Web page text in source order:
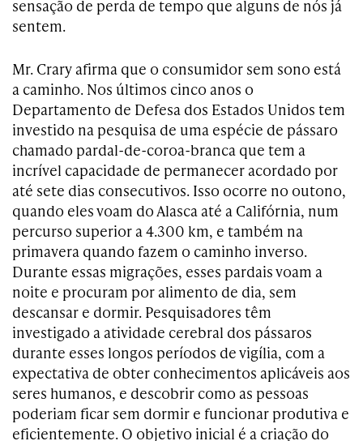
sensação de perda de tempo que alguns de nós já
sentem.
Mr. Crary afirma que o consumidor sem sono está
a caminho. Nos últimos cinco anos o
Departamento de Defesa dos Estados Unidos tem
investido na pesquisa de uma espécie de pássaro
chamado pardal-de-coroa-branca que tem a
incrível capacidade de permanecer acordado por
até sete dias consecutivos. Isso ocorre no outono,
quando eles voam do Alasca até a Califórnia, num
percurso superior a 4.300 km, e também na
primavera quando fazem o caminho inverso.
Durante essas migrações, esses pardais voam a
noite e procuram por alimento de dia, sem
descansar e dormir. Pesquisadores têm
investigado a atividade cerebral dos pássaros
durante esses longos períodos de vigília, com a
expectativa de obter conhecimentos aplicáveis aos
seres humanos, e descobrir como as pessoas
poderiam ficar sem dormir e funcionar produtiva e
eficientemente. O objetivo inicial é a criação do